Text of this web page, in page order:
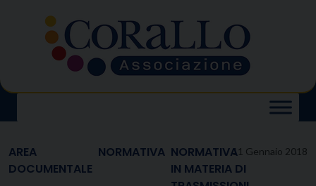
content
11 Gennaio 2018
AREA
DOCUMENTALE
NORMATIVA NORMATIVA
IN MATERIA DI